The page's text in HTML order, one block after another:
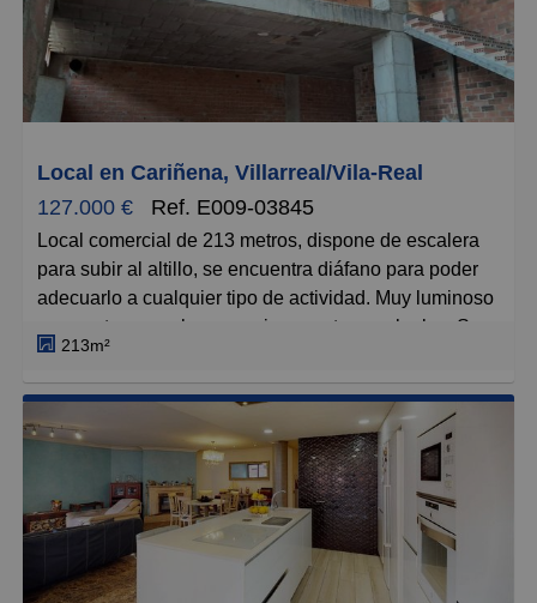
y registro de la propiedad, que se concretarán según
su arancel profesional; los impuestos aplicables, a
determinar según su normativa específica; los gastos
de financiación, en su caso; ni los gastos de agencia
inmobiliaria en las condiciones que se pacten con
Local en Cariñena, Villarreal/Vila-Real
127.000 €
Ref. E009-03845
Local comercial de 213 metros, dispone de escalera
para subir al altillo, se encuentra diáfano para poder
adecuarlo a cualquier tipo de actividad. Muy luminoso
con ventanas y al ser esquinero entra mucha luz. Se
encuentra ubicado en una de las zonas de Vila-real
con mayor actividad profesional, al lado de Carrefour y
con buena salida a la N-340 y CV-10. Además, incluye
dos plazas de garaje privadas, lo que ofrece gran
comodidad y seguridad para el estacionamiento de
sus vehículos. Esta rodeado de zonas verdes. Mejor
visitar! El precio no incluye gastos de notaría, gestoría
y registro de la propiedad, que se concretarán según
su arancel profesional; los impuestos aplicables, a
213m²